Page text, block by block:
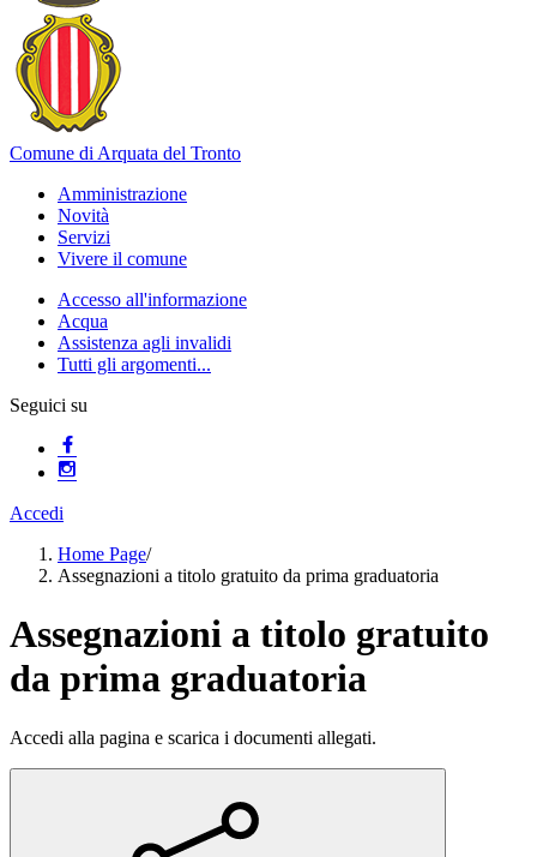
Comune di Arquata del Tronto
Amministrazione
Novità
Servizi
Vivere il comune
Accesso all'informazione
Acqua
Assistenza agli invalidi
Tutti gli argomenti...
Seguici su
Accedi
Home Page/
Assegnazioni a titolo gratuito da prima graduatoria
Assegnazioni a titolo gratuito
da prima graduatoria
Accedi alla pagina e scarica i documenti allegati.